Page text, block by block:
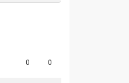
0 0